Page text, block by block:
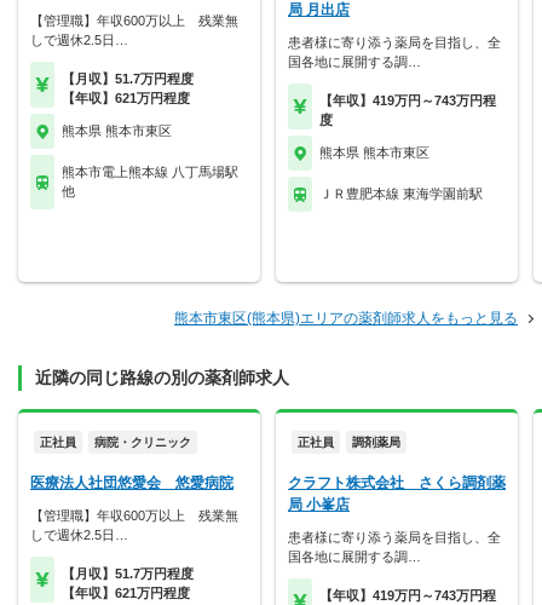
【管理職】年収600万以上 残業無
しで週休2.5日…
【月収】51.7万円程度
【年収】621万円程度
熊本県 熊本市東区
熊本市電上熊本線 八丁馬場駅
他
局 月出店
患者様に寄り添う薬局を目指し、全
国各地に展開する調…
【年収】419万円～743万円程
度
熊本県 熊本市東区
ＪＲ豊肥本線 東海学園前駅
熊本市東区(熊本県)エリアの薬剤師求人をもっと見る
近隣の同じ路線の別の薬剤師求人
正社員 病院・クリニック
医療法人社団悠愛会 悠愛病院
【管理職】年収600万以上 残業無
しで週休2.5日…
【月収】51.7万円程度
【年収】621万円程度
正社員 調剤薬局
クラフト株式会社 さくら調剤薬
局 小峯店
患者様に寄り添う薬局を目指し、全
国各地に展開する調…
【年収】419万円～743万円程